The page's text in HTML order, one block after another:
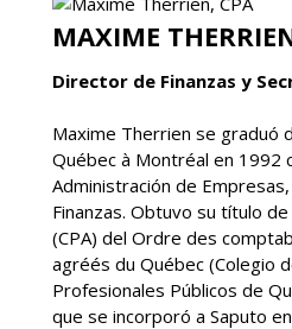
MAXIME
Director de Finanzas y
Maxime Therrien se graduó
Québec à Montréal en 1992
Administración de
Finanzas. Obtuvo su título
(CPA) del Ordre des
agréés du Québec (Colegio
Profesionales Públicos de
que se incorporó a Saputo